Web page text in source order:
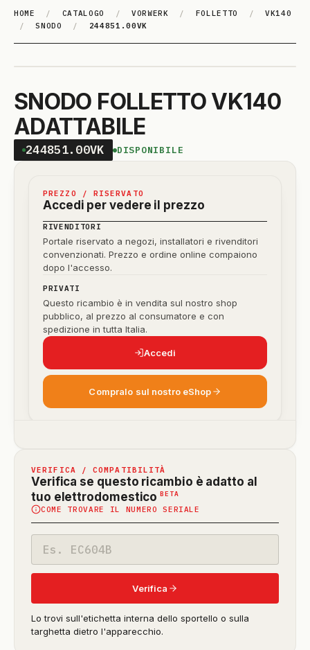
HOME / CATALOGO / VORWERK / FOLLETTO /
VK140
/
SNODO / 244851.00VK
SNODO FOLLETTO VK140
ADATTABILE
244851.00VK DISPONIBILE
PREZZO / RISERVATO
Accedi per vedere il prezzo
RIVENDITORI
Portale riservato a negozi, installatori e rivenditori
convenzionati. Prezzo e ordine online compaiono
dopo l'accesso.
PRIVATI
Questo ricambio è in vendita sul nostro shop
pubblico, al prezzo al consumatore e con
spedizione in tutta Italia.
Accedi
Compralo sul nostro eShop
VERIFICA / COMPATIBILITÀ
Verifica se questo ricambio è adatto al
tuo elettrodomestico BETA
in
beta)
COME TROVARE IL NUMERO SERIALE
modello
Verifica
Lo trovi sull'etichetta interna dello sportello o sulla
targhetta dietro l'apparecchio.